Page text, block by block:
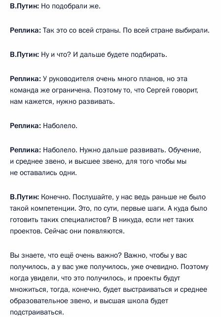
В.Путин: Но подобрали же.
Реплика: Так это со всей страны. По всей стране выбирали.
В.Путин: Ну и что? И дальше будете подбирать.
Реплика: У руководителя очень много планов, но эта
команда же ограничена. Поэтому то, что Сергей говорит,
нам кажется, нужно развивать.
Реплика: Наболело.
Реплика: Наболело. Нужно дальше развивать. Обучение,
и среднее звено, и высшее звено, для того чтобы мы
не оставались одни.
В.Путин: Конечно. Послушайте, у нас ведь раньше не было
такой компетенции. Это, по сути, первые шаги. А куда было
готовить таких специалистов? В никуда, если нет таких
проектов. Сейчас они появляются.
Вы знаете, что ещё очень важно? Важно, чтобы у вас
получилось, а у вас уже получилось, уже очевидно. Поэтому
когда увидели, что это получилось, и проекты будут
множиться, тогда, конечно, будет выстраиваться и среднее
образовательное звено, и высшая школа будет
подстраиваться.